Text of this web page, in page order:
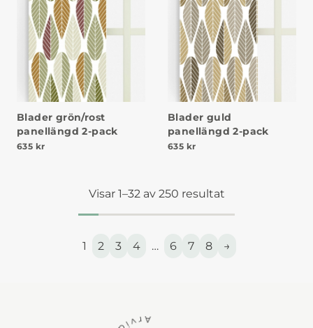
Blader grön/rost
panellängd 2-pack
635 kr
Blader guld
panellängd 2-pack
635 kr
Visar 1–32 av 250 resultat
1 2 3 4 … 6 7 8 →